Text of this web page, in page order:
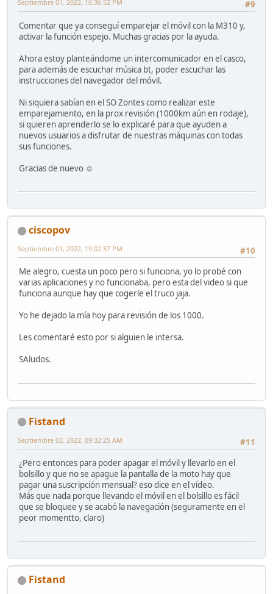
#9
Septiembre 01, 2022, 16:36:52 PM
Comentar que ya conseguí emparejar el móvil con la M310 y,
activar la función espejo. Muchas gracias por la ayuda.
Ahora estoy planteándome un intercomunicador en el casco,
para además de escuchar música bt, poder escuchar las
instrucciones del navegador del móvil.
Ni siquiera sabían en el SO Zontes como realizar este
emparejamiento, en la prox revisión (1000km aún en rodaje),
si quieren aprenderlo se lo explicaré para que ayuden a
nuevos usuarios a disfrutar de nuestras máquinas con todas
sus funciones.
Gracias de nuevo ☺️
ciscopov
#10
Septiembre 01, 2022, 19:02:37 PM
Me alegro, cuesta un poco pero si funciona, yo lo probé con
varias aplicaciones y no funcionaba, pero esta del video si que
funciona aunque hay que cogerle el truco jaja.
Yo he dejado la mía hoy para revisión de los 1000.
Les comentaré esto por si alguien le intersa.
SAludos.
Fistand
#11
Septiembre 02, 2022, 09:32:25 AM
¿Pero entonces para poder apagar el móvil y llevarlo en el
bolsillo y que no se apague la pantalla de la moto hay que
pagar una suscripción mensual? eso dice en el vídeo.
Más que nada porque llevando el móvil en el bolsillo es fácil
que se bloquee y se acabó la navegación (seguramente en el
peor momentto, claro)
Fistand